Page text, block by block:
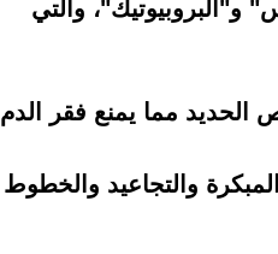
و"البروبيوتيك"، والتي
مما يمنع فقر الدم
والتجاعيد والخطوط